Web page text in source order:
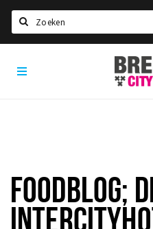
Home
Eten
Drinken
FOODBLOG;